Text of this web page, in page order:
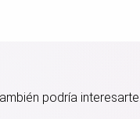
podría interesarte...